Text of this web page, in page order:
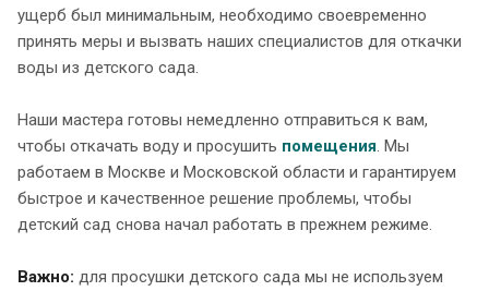
ущерб был минимальным, необходимо своевременно
принять меры и вызвать наших специалистов для откачки
воды из детского сада.
Наши мастера готовы немедленно отправиться к вам,
чтобы откачать воду и просушить помещения . Мы
работаем в Москве и Московской области и гарантируем
быстрое и качественное решение проблемы, чтобы
детский сад снова начал работать в прежнем режиме.
Важно: для просушки детского сада мы не используем